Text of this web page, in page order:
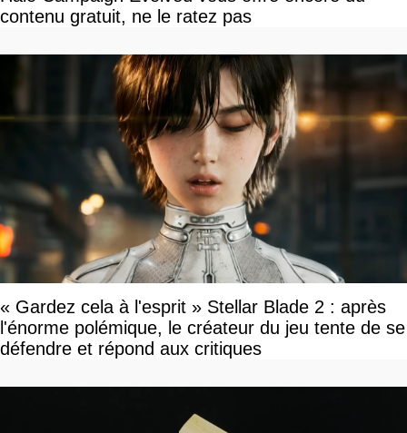
contenu gratuit, ne le ratez pas
« Gardez cela à l'esprit » Stellar Blade 2 : après
l'énorme polémique, le créateur du jeu tente de se
défendre et répond aux critiques